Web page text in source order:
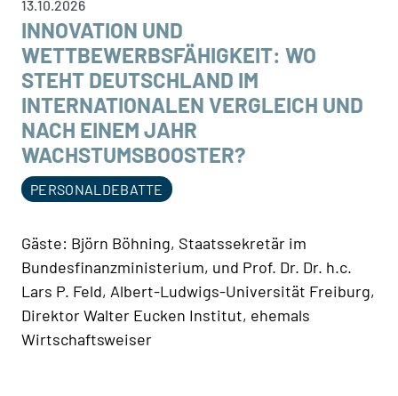
13.10.2026
INNOVATION UND
WETTBEWERBSFÄHIGKEIT: WO
STEHT DEUTSCHLAND IM
INTERNATIONALEN VERGLEICH UND
NACH EINEM JAHR
WACHSTUMSBOOSTER?
PERSONALDEBATTE
Gäste: Björn Böhning, Staatssekretär im
Bundesfinanzministerium, und Prof. Dr. Dr. h.c.
Lars P. Feld, Albert-Ludwigs-Universität Freiburg,
Direktor Walter Eucken Institut, ehemals
Wirtschaftsweiser